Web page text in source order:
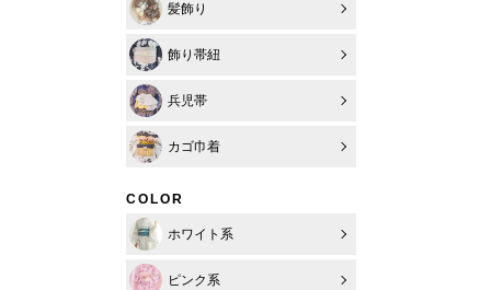
髪飾り
飾り帯紐
兵児帯
カゴ巾着
COLOR
ホワイト系
ピンク系